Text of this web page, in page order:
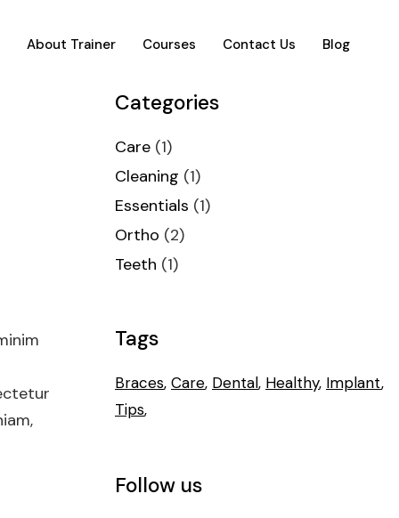
About Trainer Courses Contact Us Blog
Categories
Care (1)
Cleaning (1)
Essentials (1)
Ortho (2)
Teeth (1)
Tags
Braces Care Dental Healthy Implant
Tips
Follow us